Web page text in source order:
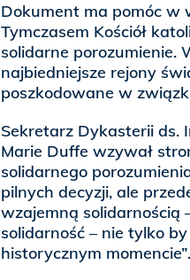
Dokument ma pomóc w
Tymczasem Kościół
solidarne porozumienie.
najbiedniejsze rejony
poszkodowane w
Sekretarz Dykasterii ds.
Marie Duffe wzywał
solidarnego
pilnych decyzji, ale
wzajemną solidarnością
solidarność – nie tylko
historycznym momencie”.